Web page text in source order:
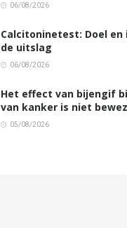
06/08/2026
Calcitoninetest: Doel
de uitslag
06/08/2026
Het effect van bijengif
van kanker is niet
05/08/2026